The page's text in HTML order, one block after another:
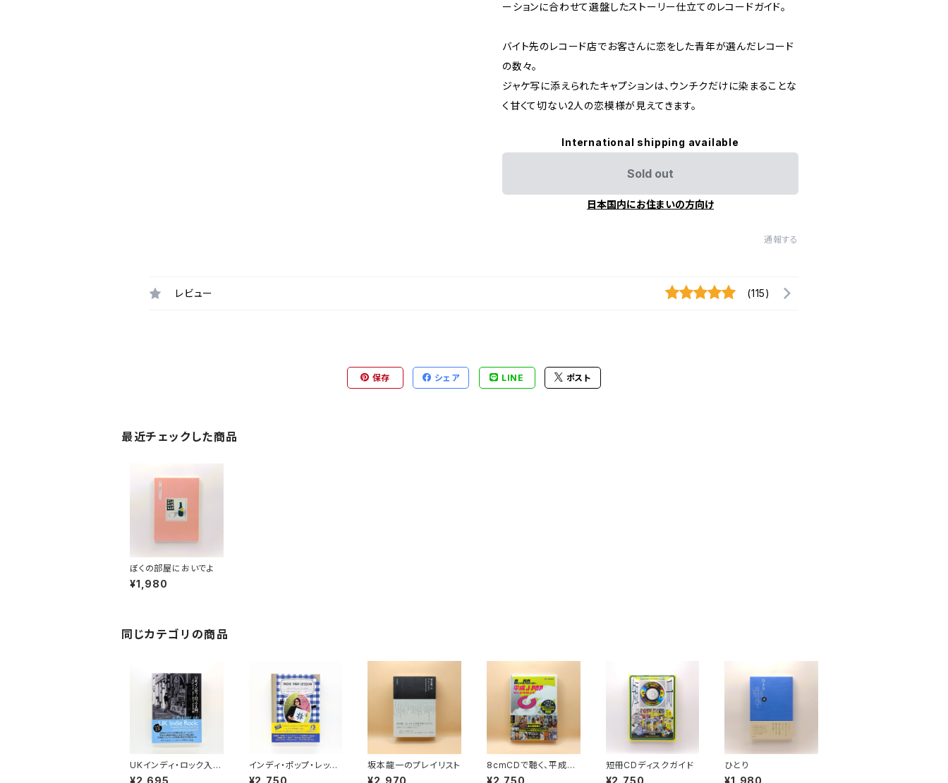
ーションに合わせて選盤したストーリー仕立てのレコードガイド。
バイト先のレコード店でお客さんに恋をした青年が選んだレコード
の数々。
ジャケ写に添えられたキャプションは、ウンチクだけに染まることな
く甘くて切ない2人の恋模様が見えてきます。
International shipping available
Sold out
日本国内にお住まいの方向け
通報する
レビュー (115)
保存 シェア LINE ポスト
最近チェックした商品
ぼくの部屋においでよ
¥1,980
同じカテゴリの商品
UKインディ・ロック入
門 ポスト・パンク、ギ
インディ・ポップ・レッス
ン ディスクガイド
坂本龍一のプレイリスト
8cmCDで聴く、平成J-
POPディスクガイド
短冊CDディスクガイド ひとり